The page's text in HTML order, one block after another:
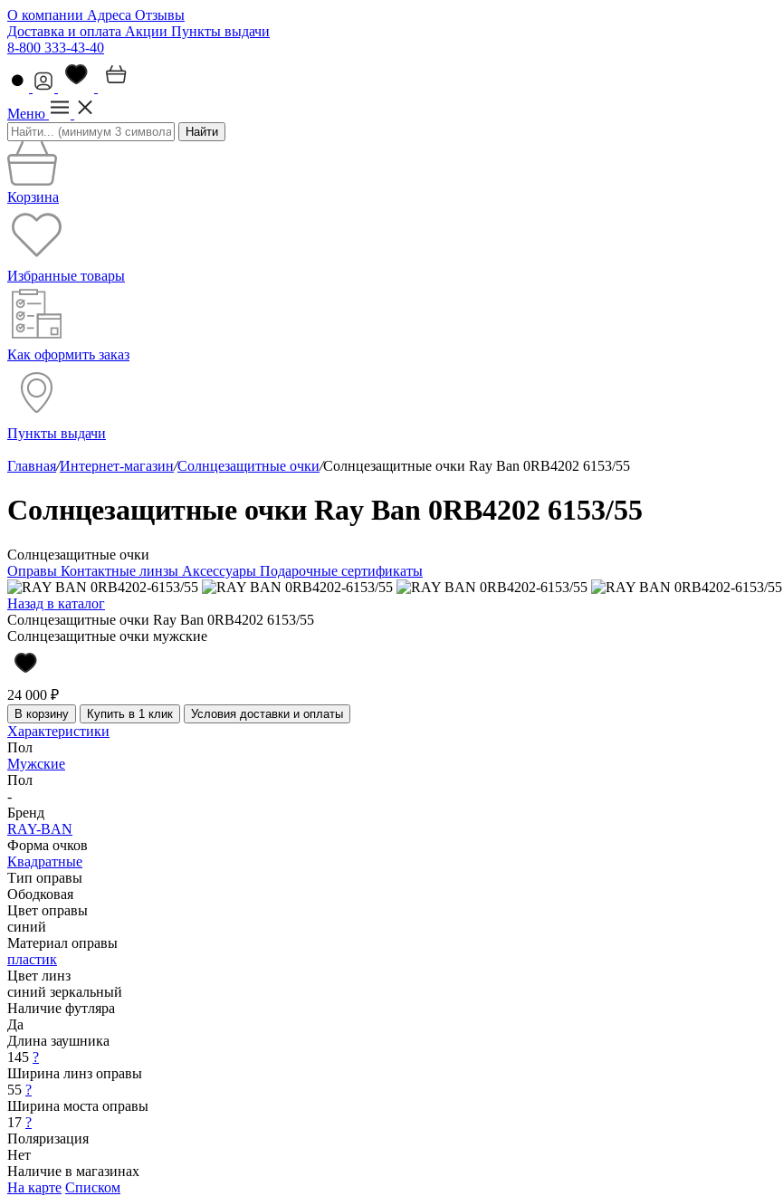
О компании Адреса Отзывы
Доставка и оплата Акции Пункты выдачи
8-800 333-43-40
Меню
Найти
Корзина
Избранные товары
Как оформить заказ
Пункты выдачи
Главная/Интернет-магазин/Солнцезащитные очки/Солнцезащитные очки Ray Ban 0RB4202 6153/55
Солнцезащитные очки Ray Ban 0RB4202 6153/55
Солнцезащитные очки
Оправы Контактные линзы Аксессуары Подарочные сертификаты
Назад в каталог
Солнцезащитные очки Ray Ban 0RB4202 6153/55
Солнцезащитные очки мужские
24 000 ₽
В корзину Купить в 1 клик Условия доставки и оплаты
Характеристики
Пол
Мужские
Пол
-
Бренд
RAY-BAN
Форма очков
Квадратные
Тип оправы
Ободковая
Цвет оправы
синий
Материал оправы
пластик
Цвет линз
синий зеркальный
Наличие футляра
Да
Длина заушника
145 ?
Ширина линз оправы
55 ?
Ширина моста оправы
17 ?
Поляризация
Нет
Наличие в магазинах
На карте Списком